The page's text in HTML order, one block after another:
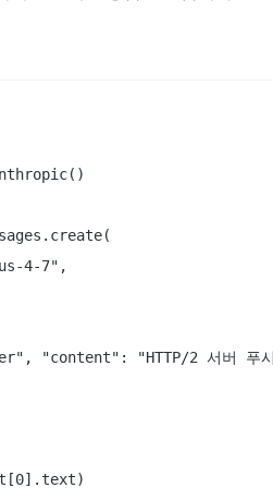
4-7",
"content": "HTTP/2 서버 푸시